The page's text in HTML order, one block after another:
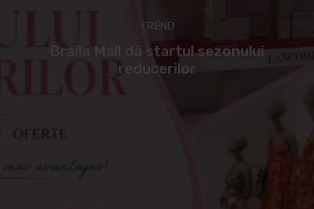
TREND
Brăila Mall dă startul sezonului
reducerilor